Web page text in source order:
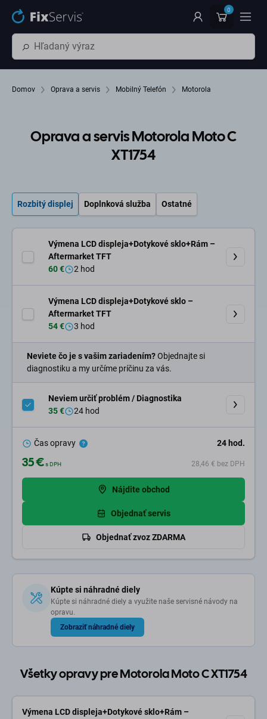
Preskočiť na hlavný obsah 0
Domov Oprava a servis Mobilný Telefón Motorola
Oprava a servis Motorola Moto C
XT1754
Rozbitý displej Doplnková služba Ostatné
Výmena LCD displeja+Dotykové sklo+Rám –
Aftermarket TFT
60 €
2 hod
Výmena LCD displeja+Dotykové sklo –
Aftermarket TFT
54 €
3 hod
Neviete čo je s vašim zariadením?Objednajte si
diagnostiku a my určíme príčinu za vás.
Neviem určiť problém / Diagnostika
35 €
24 hod
Čas opravy 24 hod.
35 €s DPH 28,46 € bez DPH
Nájdite obchod
Objednať servis
Objednať zvoz ZDARMA
Kúpte si náhradné diely
Kúpte si náhradné diely a využite naše servisné návody na
opravu.
Zobraziť náhradné diely
Všetky opravy pre Motorola Moto C XT1754
Výmena LCD displeja+Dotykové sklo+Rám –